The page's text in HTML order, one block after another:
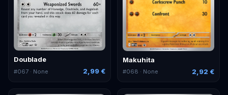
Doublade
#067 · None 2,99 €
Makuhita
#068 · None 2,92 €